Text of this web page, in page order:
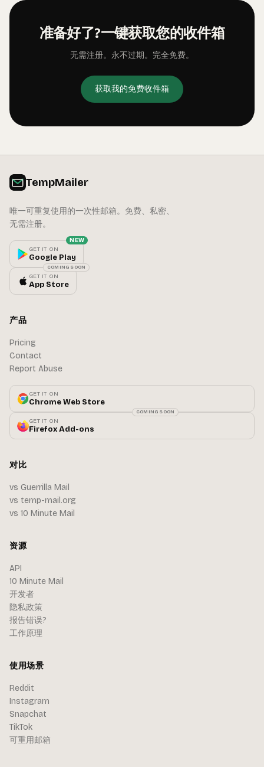
准备好了?一键获取您的收件箱
无需注册。永不过期。完全免费。
获取我的免费收件箱
TempMailer
唯一可重复使用的一次性邮箱。免费、私密、
无需注册。
GET IT ON
Google Play
NEW
GET IT ON
App Store
COMING SOON
产品
Pricing
Contact
Report Abuse
GET IT ON
Chrome Web Store
GET IT ON
Firefox Add-ons
COMING SOON
对比
vs Guerrilla Mail
vs temp-mail.org
vs 10 Minute Mail
资源
API
10 Minute Mail
开发者
隐私政策
报告错误?
工作原理
使用场景
Reddit
Instagram
Snapchat
TikTok
可重用邮箱